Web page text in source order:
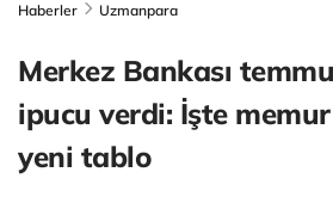
Haberler Uzmanpara
Merkez Bankası
ipucu verdi: İşte
yeni tablo